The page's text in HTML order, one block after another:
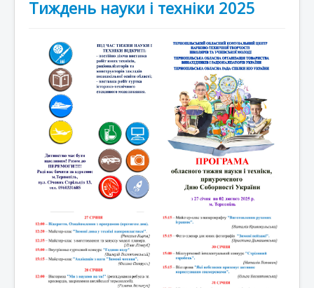
Структура
Документація
Конкурси та змагання
Корисні лінки
Дистанційне навчання
Контакти
Тиждень науки і техніки 2025